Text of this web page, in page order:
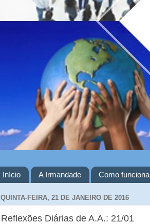
Início A Irmandade Como funciona
QUINTA-FEIRA, 21 DE JANEIRO DE 2016
Reflexões Diárias de A.A.: 21/01